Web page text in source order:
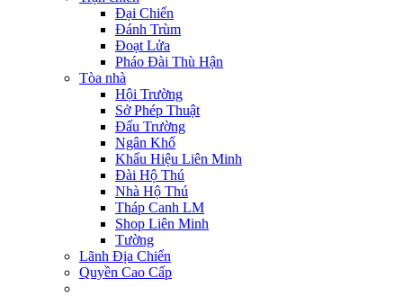
Đại Chiến
Đánh Trùm
Đoạt Lửa
Pháo Đài Thù Hận
Tòa nhà
Hội Trường
Sở Phép Thuật
Đấu Trường
Ngân Khố
Khẩu Hiệu Liên Minh
Đài Hộ Thú
Nhà Hộ Thú
Tháp Canh LM
Shop Liên Minh
Tường
Lãnh Địa Chiến
Quyền Cao Cấp